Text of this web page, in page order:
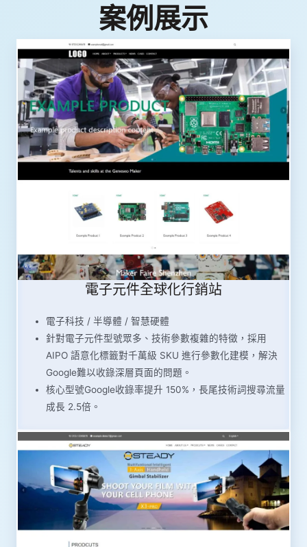
案例展示
電子元件全球化行銷站
電子科技 / 半導體 / 智慧硬體
針對電子元件型號眾多、技術參數複雜的特徵，採用
AIPO 語意化標籤對千萬級 SKU 進行參數化建模，解決
Google難以收錄深層頁面的問題。
核心型號Google收錄率提升 150%，長尾技術詞搜尋流量
成長 2.5倍。